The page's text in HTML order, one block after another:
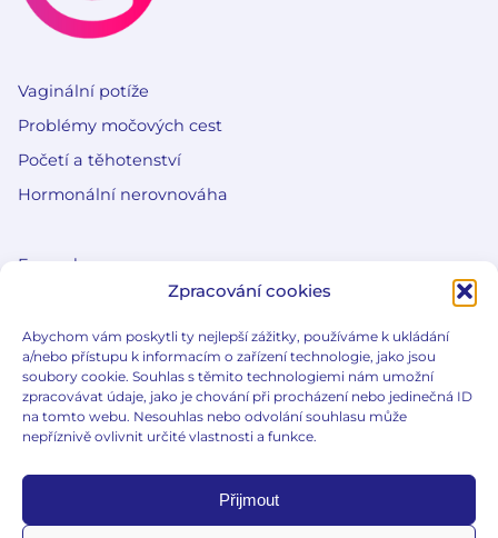
Zpracování cookies
Abychom vám poskytli ty nejlepší zážitky, používáme k ukládání
a/nebo přístupu k informacím o zařízení technologie, jako jsou
soubory cookie. Souhlas s těmito technologiemi nám umožní
zpracovávat údaje, jako je chování při procházení nebo jedinečná ID
na tomto webu. Nesouhlas nebo odvolání souhlasu může
nepříznivě ovlivnit určité vlastnosti a funkce.
Přijmout
Vaginální potíže
Problémy močových cest
Početí a těhotenství
Hormonální nerovnováha
E-gynda
Slovníček pojmů
Co je e-gynda?